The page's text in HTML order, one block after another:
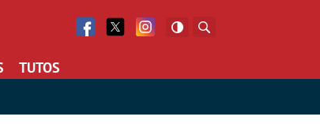
Facebook
Twitter Facebook
TUTOS